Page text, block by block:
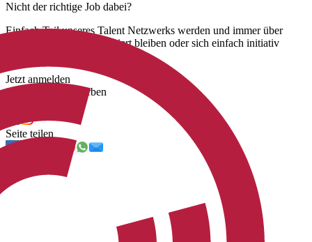
Nicht der richtige Job dabei?
Einfach Teil unseres Talent Netzwerks werden und immer über
unsere neuen Jobs informiert bleiben oder sich einfach initiativ
Jetzt anmelden
Jetzt initiativ bewerben
Seite teilen